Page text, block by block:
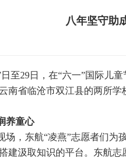
八年坚守助
日至29日，在“六一”国际儿
南省临沧市双江县的两所
养童心
场，东航“凌燕”志愿者们为
建汲取知识的平台。东航